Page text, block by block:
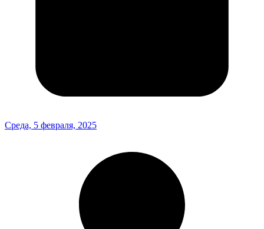
Среда, 5 февраля, 2025